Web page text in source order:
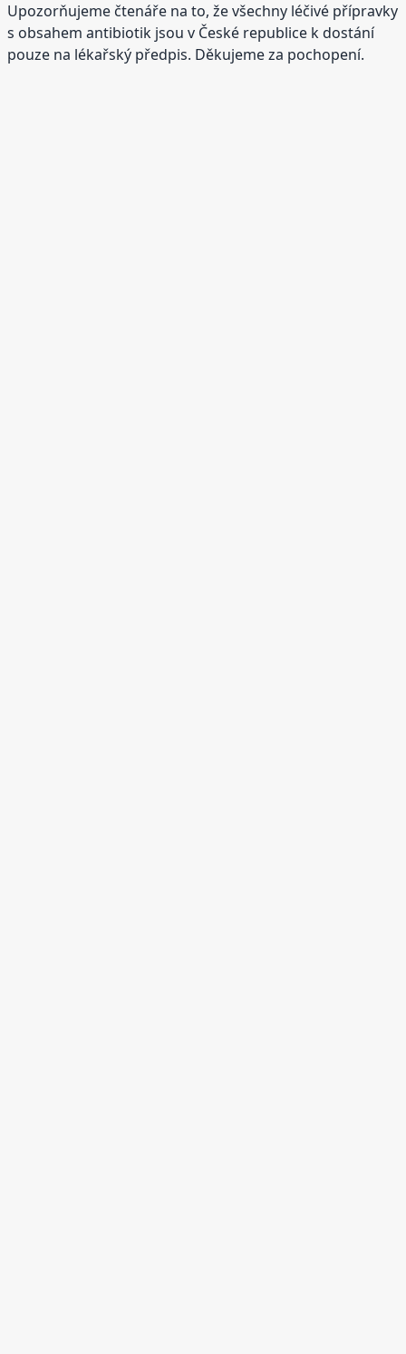
Upozorňujeme čtenáře na to, že všechny léčivé přípravky
s obsahem antibiotik jsou v České republice k dostání
pouze na lékařský předpis. Děkujeme za pochopení.